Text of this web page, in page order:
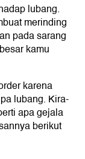
lubang.
merinding
pada sarang
kamu
karena
lubang. Kira-
apa gejala
berikut